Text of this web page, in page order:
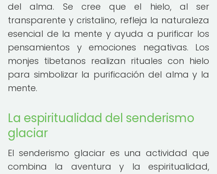
del alma. Se cree que el hielo, al ser
transparente y cristalino, refleja la naturaleza
esencial de la mente y ayuda a purificar los
pensamientos y emociones negativas. Los
monjes tibetanos realizan rituales con hielo
para simbolizar la purificación del alma y la
mente.
La espiritualidad del senderismo
glaciar
El senderismo glaciar es una actividad que
combina la aventura y la espiritualidad,